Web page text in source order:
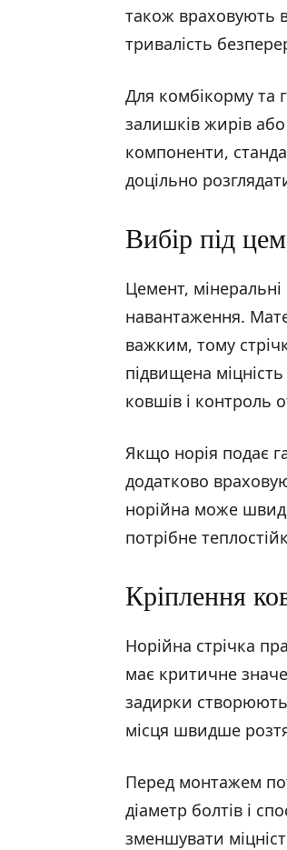
також враховують
тривалість
Для комбікорму та
залишків жирів
компоненти,
доцільно
Вибір під
Цемент,
навантаження.
важким, тому
підвищена
ковшів і контроль
Якщо норія подає
додатково
норійна може
потрібне
Кріплення
Норійна стрічка
має критичне
задирки
місця швидше
Перед монтажем
діаметр болтів і
зменшувати